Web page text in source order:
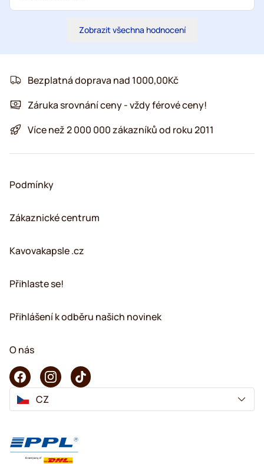
Zobrazit všechna hodnocení
Bezplatná doprava nad 1000,00Kč
Záruka srovnání ceny - vždy férové ceny!
Více než 2 000 000 zákazníků od roku 2011
Podmínky
Zákaznické centrum
Kavovakapsle .cz
Přihlaste se!
Přihlášení k odběru našich novinek
O nás
CZ